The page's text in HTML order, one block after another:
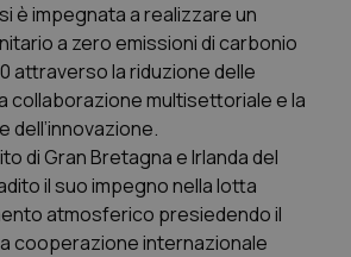
è impegnata a realizzare un
a zero emissioni di carbonio
attraverso la riduzione delle
collaborazione multisettoriale e la
dell’innovazione.
di Gran Bretagna e Irlanda del
il suo impegno nella lotta
atmosferico presiedendo il
cooperazione internazionale